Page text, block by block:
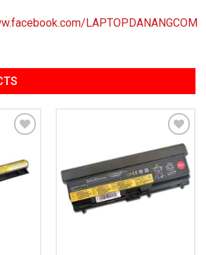
LAPTOPDANANGCOM
Add to
Wishlist